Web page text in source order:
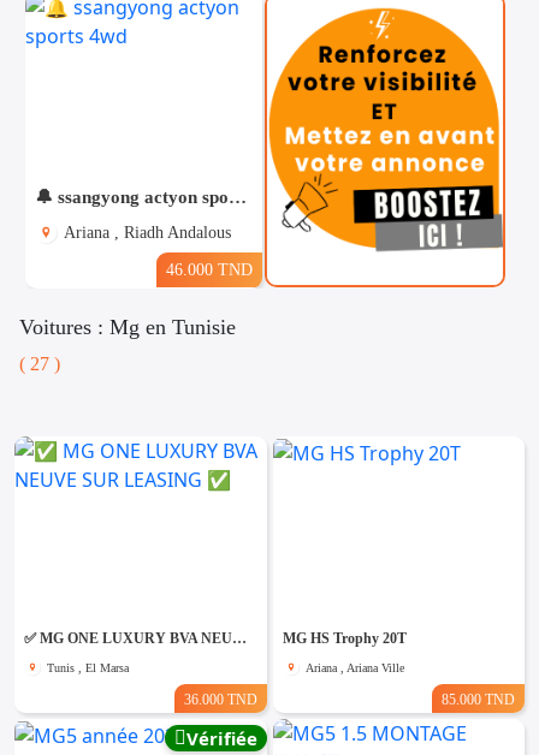
Voitures
🔔 ssangyong actyon sports 4wd
Ariana , Riadh Andalous
46.000 TND
Voitures : Mg en Tunisie
( 27 )
✅ MG ONE LUXURY BVA NEUVE SUR LEASING ✅
Tunis , El Marsa
36.000 TND
MG HS Trophy 20T
Ariana , Ariana Ville
85.000 TND
Vérifiée